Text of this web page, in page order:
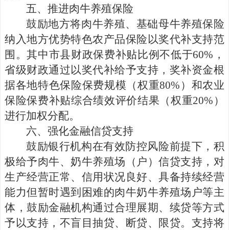
五、 推进肉牛养殖保险
鼓励地方将肉牛养殖、基础母牛养殖保险
纳入地方优势特色农产品保险以奖代补支持范
围。其中市县财政保费补贴比例不低于60% ，
省级财政通过以奖代补给予支持，奖补资金根
据各地特色保险保费规模（权重80% ）和农业
保险保费补贴综合绩效评价结果（权重20% ）
进行加权分配。
六、 强化金融信贷支持
鼓励银行机构在有效防控风险前提下，积
极给予肉牛、奶牛养殖场（户）信贷支持，对
生产经营正常、信用状况良好、具备持续经营
能力但暂时遇到困难的肉牛奶牛养殖场户等主
体，鼓励金融机构通过合理展期、续贷等方式
予以支持，不盲目抽贷、 断贷、限贷。支持将